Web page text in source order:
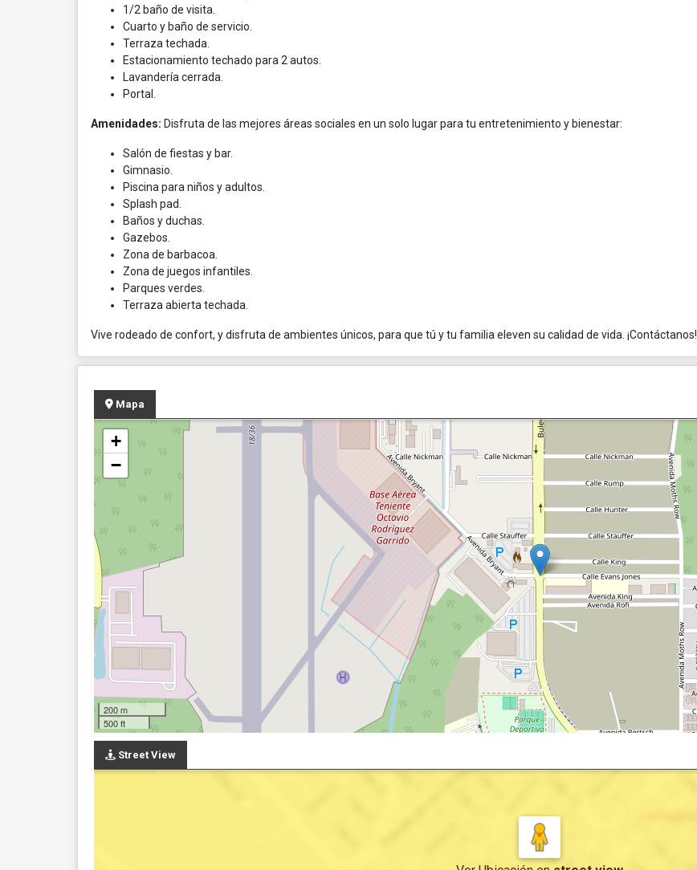
1/2 baño de visita.
Cuarto y baño de servicio.
Terraza techada.
Estacionamiento techado para 2 autos.
Lavandería cerrada.
Portal.
Amenidades: Disfruta de las mejores áreas sociales en un solo lugar para tu entretenimiento y bienestar:
Salón de fiestas y bar.
Gimnasio.
Piscina para niños y adultos.
Splash pad.
Baños y duchas.
Gazebos.
Zona de barbacoa.
Zona de juegos infantiles.
Parques verdes.
Terraza abierta techada.
Vive rodeado de confort, y disfruta de ambientes únicos, para que tú y tu familia eleven su calidad de vida. ¡Contáctanos!
Mapa
+
−
200 m
500 ft
Street View